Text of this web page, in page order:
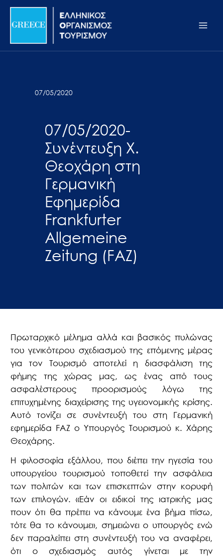
Σημείωση:
ιστότοπος
προσβασιμότητας.
Μετάβαση
περιεχόμενο
07/05/2020
07/05/2020-
Συνέντευξη Χ.
Θεοχάρη στη
Γερμανική
Εφημερίδα
Frankfurter
Allgemeine
Zeitung (FAZ)
Πρωταρχικό μέλημα αλλά και βασικός πυλώνας
του γενικότερου σχεδιασμού της επόμενης μέρας
για τον Τουρισμό αποτελεί η διασφάλιση της
φήμης της χώρας μας, ως ένας από τους
ασφαλέστερους προορισμούς λόγω της
επιτυχημένης διαχείρισης της υγειονομικής κρίσης.
Αυτό τονίζει σε συνέντευξή του στη Γερμανική
εφημερίδα FAZο Υπουργός Τουρισμού κ. Χάρης
Θεοχάρης.
Η φιλοσοφία εξάλλου, που διέπει την ηγεσία του
υπουργείου τουρισμού τοποθετεί την ασφάλεια
των πολιτών και των επισκεπτών στην κορυφή
των επιλογών. «Εάν οι ειδικοί της ιατρικής μας
πουν ότι θα πρέπει να κάνουμε ένα βήμα πίσω,
τότε θα το κάνουμε», σημειώνει ο υπουργός ενώ
δεν παραλείπει στη συνέντευξή του να αναφέρει,
ότι ο σχεδιασμός αυτός γίνεται με την